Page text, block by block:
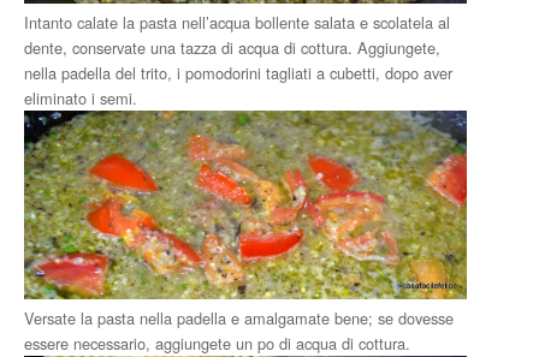
Intanto calate la pasta nell’acqua bollente salata e scolatela al
dente, conservate una tazza di acqua di cottura. Aggiungete,
nella padella del trito, i pomodorini tagliati a cubetti, dopo aver
eliminato i semi.
Versate la pasta nella padella e amalgamate bene; se dovesse
essere necessario, aggiungete un po di acqua di cottura.